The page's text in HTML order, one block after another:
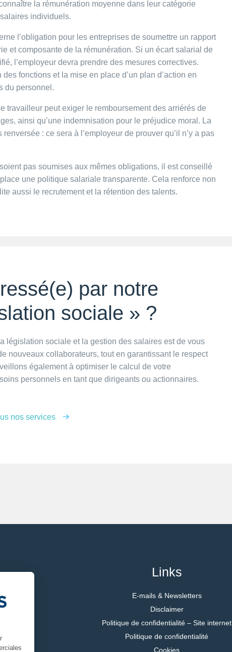
la rémunération moyenne dans leur catégorie
individuels.
l’obligation pour les entreprises de soumettre un rapport
et composante de la rémunération. Si un écart salarial de
l’employeur devra prendre des mesures correctives.
fonctions et la mise en place d’un plan d’action en
du personnel.
travailleur peut exiger le remboursement des arriérés de
ainsi qu’une indemnisation pour le préjudice moral. La
: ce sera à l’employeur de prouver qu’il n’y a pas
pas soumises aux mêmes obligations, il est conseillé
une politique salariale transparente. Cela renforce non
aussi le recrutement et la rétention des talents.
par notre
sociale » ?
législation sociale et la gestion des salaires est de vous
nouveaux collaborateurs, tout en garantissant le respect
également à optimiser le calcul de votre
personnels en tant que dirigeants ou actionnaires.
nos services
Links
E-mails & Newsletters
Disclaimer
Politique de confidentialité – Site internet
Politique de confidentialité
Cookies